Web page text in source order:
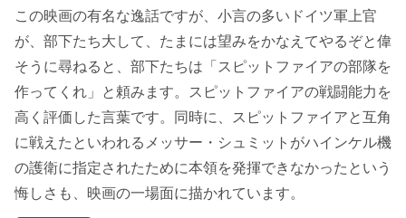
この映画の有名な逸話ですが、小言の多いドイツ軍上官
が、部下たち大して、たまには望みをかなえてやるぞと偉
そうに尋ねると、部下たちは「スピットファイアの部隊を
作ってくれ」と頼みます。スピットファイアの戦闘能力を
高く評価した言葉です。同時に、スピットファイアと互角
に戦えたといわれるメッサー・シュミットがハインケル機
の護衛に指定されたために本領を発揮できなかったという
悔しさも、映画の一場面に描かれています。